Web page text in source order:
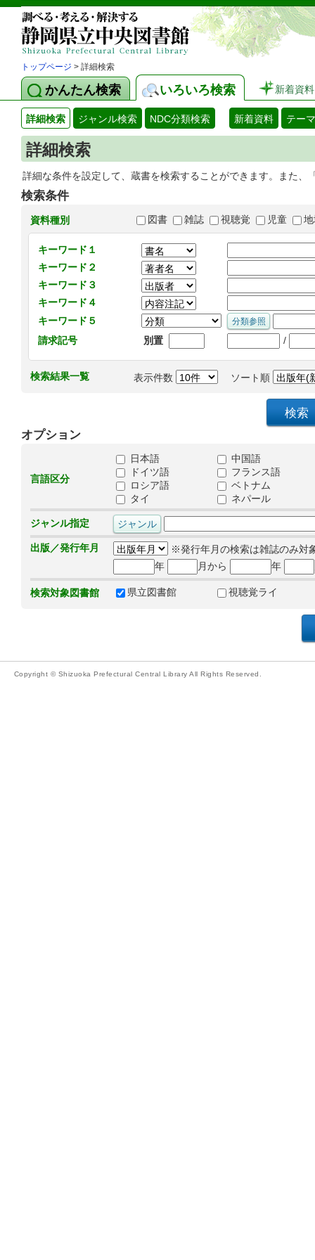
トップページ > 詳細検索
かんたん検索 いろいろ検索 新着資料
詳細検索 ジャンル検索 NDC分類検索 新着資料 テー
詳細検索
詳細な条件を設定して、蔵書を検索することができます。また
検索条件
資料種別 図書 雑誌 視聴覚 児童
キーワード１
キーワード２
キーワード３
キーワード４
キーワード５
請求記号
別置 /
検索結果一覧 表示件数 ソート順
オプション
言語区分
日本語
中国語
ドイツ語
フランス語
ロシア語
ベトナム
タイ
ネパール
ジャンル指定
出版／発行年月
※発行年月の検索は雑誌のみ対
年
月から 年
検索対象図書館 県立図書館 視聴覚ライ
Copyright © Shizuoka Prefectural Central Library All Rights Reserved.